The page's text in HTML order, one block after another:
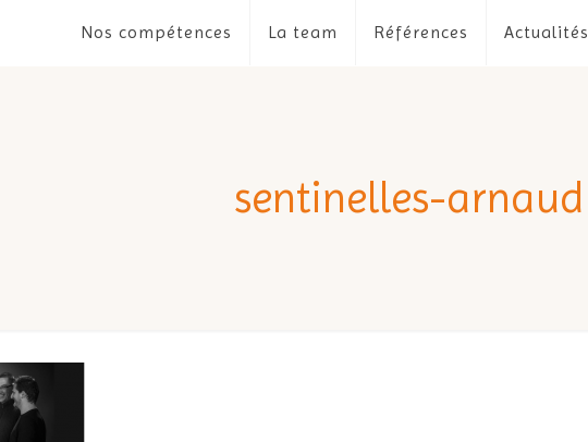
Nos compétences La team Références Actualités
sentinelles-arnaud